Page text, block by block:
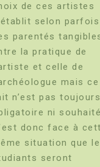
de ces artistes
selon parfois
parentés
la pratique de
et celle de
mais ce
n’est pas
ni
donc face à
situation que
seront